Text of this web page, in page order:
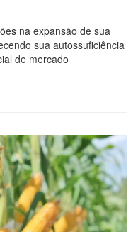
na expansão de sua
sua autossuficiência
de mercado